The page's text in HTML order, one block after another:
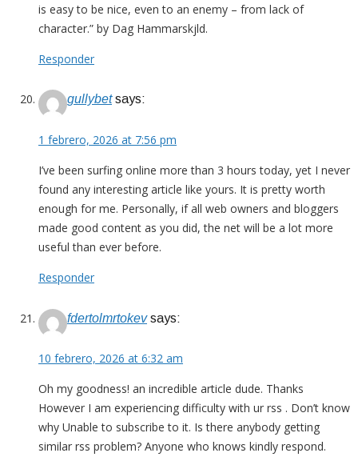
is easy to be nice, even to an enemy – from lack of
character.” by Dag Hammarskjld.
Responder
gullybet says:
1 febrero, 2026 at 7:56 pm
I’ve been surfing online more than 3 hours today, yet I never
found any interesting article like yours. It is pretty worth
enough for me. Personally, if all web owners and bloggers
made good content as you did, the net will be a lot more
useful than ever before.
Responder
fdertolmrtokev says:
10 febrero, 2026 at 6:32 am
Oh my goodness! an incredible article dude. Thanks
However I am experiencing difficulty with ur rss . Don’t know
why Unable to subscribe to it. Is there anybody getting
similar rss problem? Anyone who knows kindly respond.